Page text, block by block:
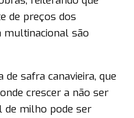
de preços dos
multinacional são
safra canavieira, que
crescer a não ser
de milho pode ser